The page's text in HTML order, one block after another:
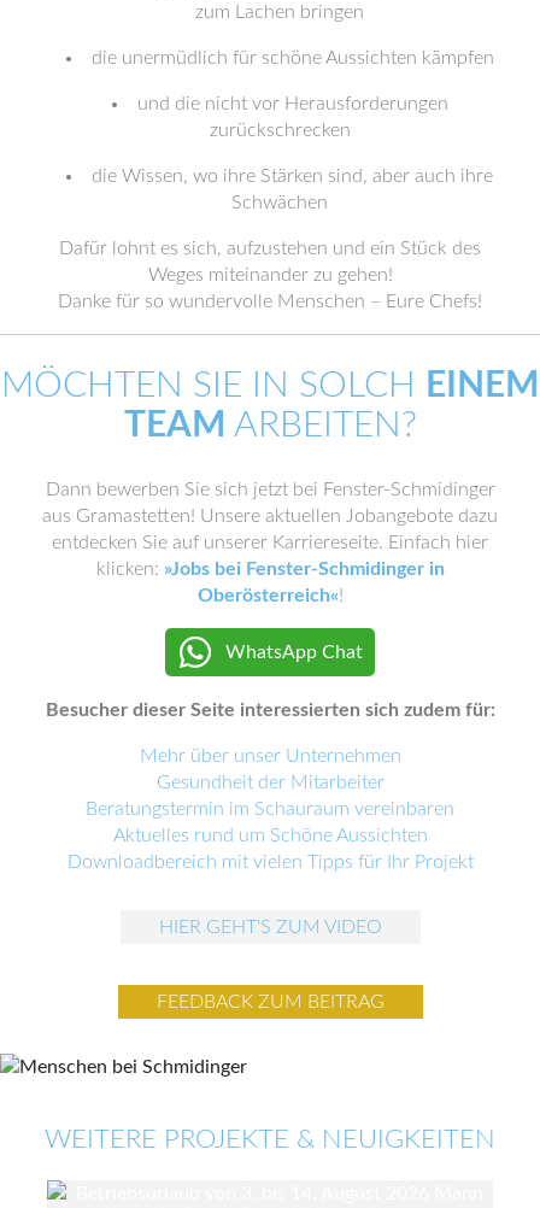
zum Lachen bringen
die unermüdlich für schöne Aussichten kämpfen
und die nicht vor Herausforderungen
zurückschrecken
die Wissen, wo ihre Stärken sind, aber auch ihre
Schwächen
Dafür lohnt es sich, aufzustehen und ein Stück des
Weges miteinander zu gehen!
Danke für so wundervolle Menschen – Eure Chefs!
MÖCHTEN SIE IN SOLCH
EINEM
TEAM ARBEITEN?
Dann bewerben Sie sich jetzt bei Fenster-Schmidinger
aus Gramastetten! Unsere aktuellen Jobangebote dazu
entdecken Sie auf unserer Karriereseite. Einfach hier
klicken: »Jobs bei Fenster-Schmidinger in
Oberösterreich«!
WhatsApp Chat
Besucher dieser Seite interessierten sich zudem für:
Mehr über unser Unternehmen
Gesundheit der Mitarbeiter
Beratungstermin im Schauraum vereinbaren
Aktuelles rund um Schöne Aussichten
Downloadbereich mit vielen Tipps für Ihr Projekt
HIER GEHT'S ZUM VIDEO
FEEDBACK ZUM BEITRAG
WEITERE PROJEKTE & NEUIGKEITEN